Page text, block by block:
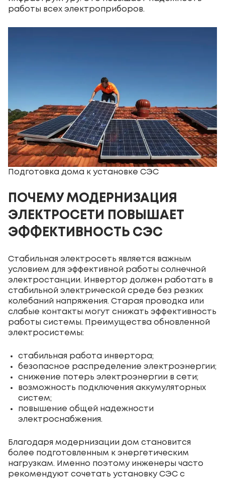
работы всех электроприборов.
Подготовка дома к установке СЭС
ПОЧЕМУ МОДЕРНИЗАЦИЯ
ЭЛЕКТРОСЕТИ ПОВЫШАЕТ
ЭФФЕКТИВНОСТЬ СЭС
Стабильная электросеть является важным
условием для эффективной работы солнечной
электростанции. Инвертор должен работать в
стабильной электрической среде без резких
колебаний напряжения. Старая проводка или
слабые контакты могут снижать эффективность
работы системы. Преимущества обновленной
электросистемы:
стабильная работа инвертора;
безопасное распределение электроэнергии;
снижение потерь электроэнергии в сети;
возможность подключения аккумуляторных
систем;
повышение общей надежности
электроснабжения.
Благодаря модернизации дом становится
более подготовленным к энергетическим
нагрузкам. Именно поэтому инженеры часто
рекомендуют сочетать установку СЭС с